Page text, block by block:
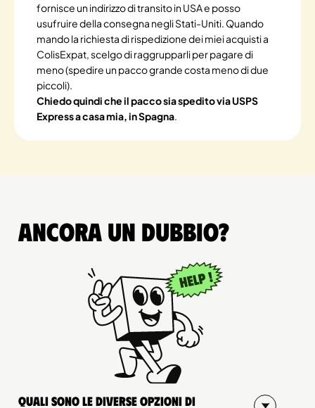
fornisce un indirizzo di transito in USA e posso
usufruire della consegna negli Stati-Uniti. Quando
mando la richiesta di rispedizione dei miei acquisti a
ColisExpat, scelgo di raggrupparli per pagare di
meno (spedire un pacco grande costa meno di due
piccoli).
Chiedo quindi che il pacco sia spedito via USPS
Express a casa mia, in Spagna.
Ancora un dubbio?
Quali sono le diverse opzioni di